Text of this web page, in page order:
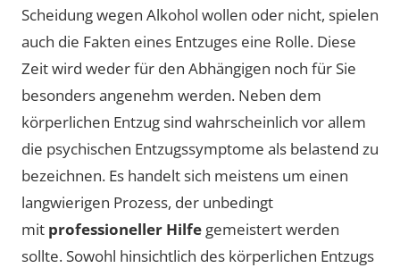
Scheidung wegen Alkohol wollen oder nicht, spielen
auch die Fakten eines Entzuges eine Rolle. Diese
Zeit wird weder für den Abhängigen noch für Sie
besonders angenehm werden. Neben dem
körperlichen Entzug sind wahrscheinlich vor allem
die psychischen Entzugssymptome als belastend zu
bezeichnen. Es handelt sich meistens um einen
langwierigen Prozess, der unbedingt
mit professioneller Hilfe gemeistert werden
sollte. Sowohl hinsichtlich des körperlichen Entzugs